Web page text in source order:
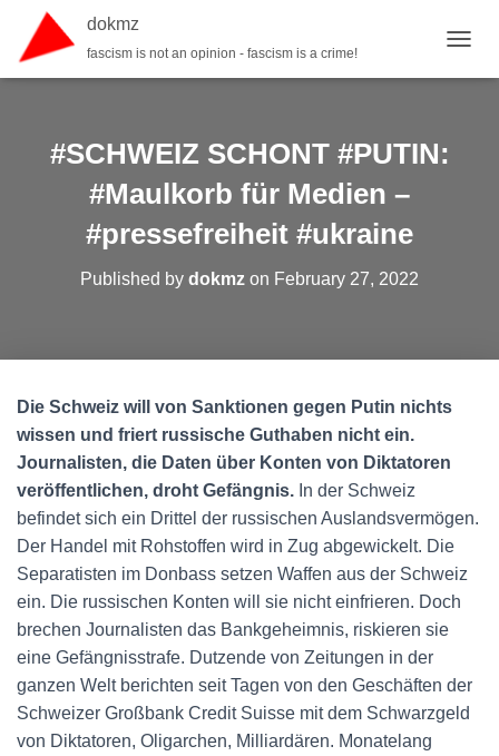
dokmz
fascism is not an opinion - fascism is a crime!
#SCHWEIZ SCHONT #PUTIN:
#Maulkorb für Medien –
#pressefreiheit #ukraine
Published by dokmz on February 27, 2022
Die Schweiz will von Sanktionen gegen Putin nichts
wissen und friert russische Guthaben nicht ein.
Journalisten, die Daten über Konten von Diktatoren
veröffentlichen, droht Gefängnis. In der Schweiz
befindet sich ein Drittel der russischen Auslandsvermögen.
Der Handel mit Rohstoffen wird in Zug abgewickelt. Die
Separatisten im Donbass setzen Waffen aus der Schweiz
ein. Die russischen Konten will sie nicht einfrieren. Doch
brechen Journalisten das Bankgeheimnis, riskieren sie
eine Gefängnisstrafe. Dutzende von Zeitungen in der
ganzen Welt berichten seit Tagen von den Geschäften der
Schweizer Großbank Credit Suisse mit dem Schwarzgeld
von Diktatoren, Oligarchen, Milliardären. Monatelang